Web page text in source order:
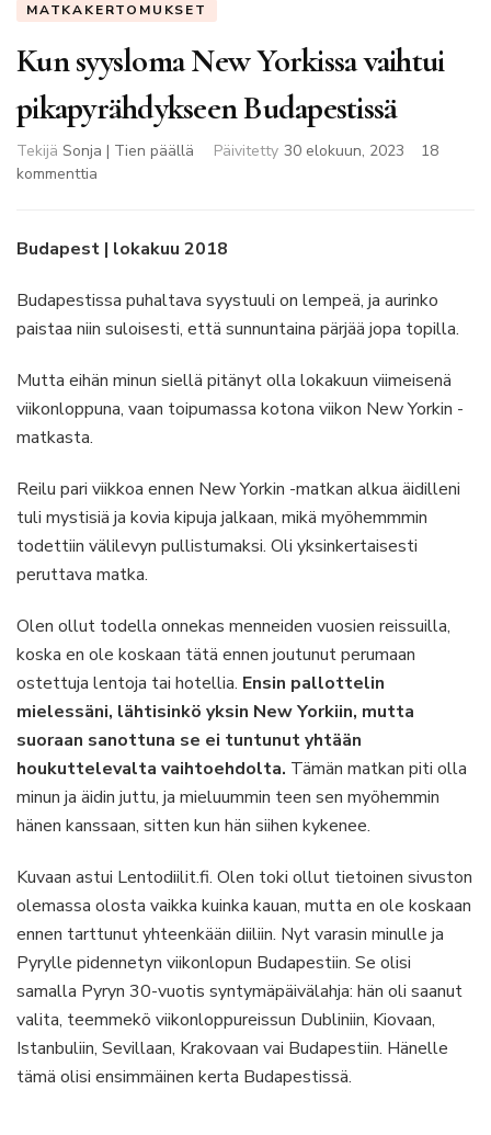
MATKAKERTOMUKSET
Kun syysloma New Yorkissa vaihtui
pikapyrähdykseen Budapestissä
Tekijä Sonja | Tien päällä Päivitetty 30 elokuun, 2023
18
kommenttia
New
Yorkissa
pikapyrähdykseen
Budapestissä
Budapest | lokakuu 2018
Budapestissa puhaltava syystuuli on lempeä, ja aurinko
paistaa niin suloisesti, että sunnuntaina pärjää jopa topilla.
Mutta eihän minun siellä pitänyt olla lokakuun viimeisenä
viikonloppuna, vaan toipumassa kotona viikon New Yorkin -
matkasta.
Reilu pari viikkoa ennen New Yorkin -matkan alkua äidilleni
tuli mystisiä ja kovia kipuja jalkaan, mikä myöhemmmin
todettiin välilevyn pullistumaksi. Oli yksinkertaisesti
peruttava matka.
Olen ollut todella onnekas menneiden vuosien reissuilla,
koska en ole koskaan tätä ennen joutunut perumaan
ostettuja lentoja tai hotellia. Ensin pallottelin
mielessäni, lähtisinkö yksin New Yorkiin, mutta
suoraan sanottuna se ei tuntunut yhtään
houkuttelevalta vaihtoehdolta. Tämän matkan piti olla
minun ja äidin juttu, ja mieluummin teen sen myöhemmin
hänen kanssaan, sitten kun hän siihen kykenee.
Kuvaan astui Lentodiilit.fi. Olen toki ollut tietoinen sivuston
olemassa olosta vaikka kuinka kauan, mutta en ole koskaan
ennen tarttunut yhteenkään diiliin. Nyt varasin minulle ja
Pyrylle pidennetyn viikonlopun Budapestiin. Se olisi
samalla Pyryn 30-vuotis syntymäpäivälahja: hän oli saanut
valita, teemmekö viikonloppureissun Dubliniin, Kiovaan,
Istanbuliin, Sevillaan, Krakovaan vai Budapestiin. Hänelle
tämä olisi ensimmäinen kerta Budapestissä.